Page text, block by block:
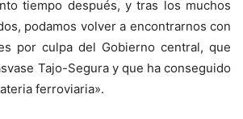
tiempo después, y tras los muchos
podamos volver a encontrarnos con
por culpa del Gobierno central, que
Tajo-Segura y que ha conseguido
ferroviaria».